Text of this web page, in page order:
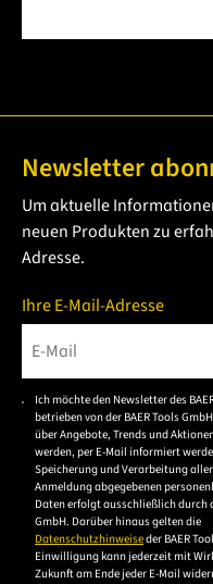
Newsletter
Um aktuelle
neuen Produkten zu
Adresse.
Ihre E-Mail-Adresse
Bitte geben Sie eine
Ich möchte den Newsletter des
betrieben von der BAER Tools
über Angebote, Trends und
werden, per E-Mail informiert
Speicherung und Verarbeitung
Anmeldung abgegebenen
Daten erfolgt ausschließlich durch
GmbH. Darüber hinaus gelten die
Datenschutzhinweiseder BAER
Einwilligung kann jederzeit mit
Zukunft am Ende jeder E-Mail